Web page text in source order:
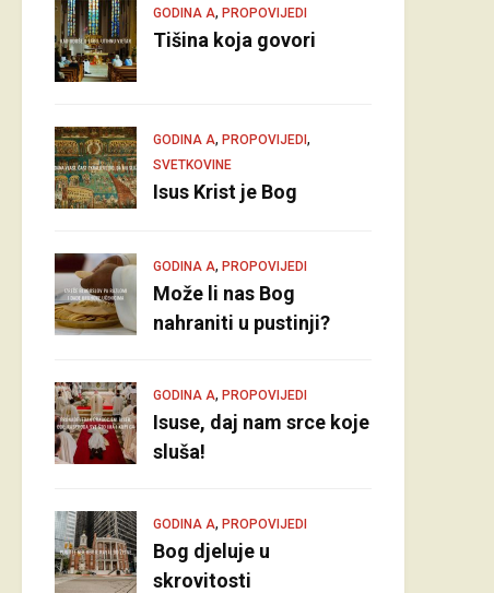
GODINA A, PROPOVIJEDI
Tišina koja govori
GODINA A, PROPOVIJEDI ,
SVETKOVINE
Isus Krist je Bog
GODINA A, PROPOVIJEDI
Može li nas Bog
nahraniti u pustinji?
GODINA A, PROPOVIJEDI
Isuse, daj nam srce koje
sluša!
GODINA A, PROPOVIJEDI
Bog djeluje u
skrovitosti